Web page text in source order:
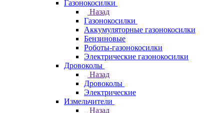
Газонокосилки
Назад
Газонокосилки
Аккумуляторные газонокосилки
Бензиновые
Роботы-газонокосилки
Электрические газонокосилки
Дровоколы
Назад
Дровоколы
Электрические
Измельчители
Назад